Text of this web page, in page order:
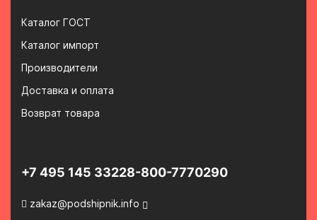
Каталог ГОСТ
Каталог импорт
Производители
Доставка и оплата
Возврат товара
+7 495 145 33228-800-7770290
zakaz@podshipnik.info